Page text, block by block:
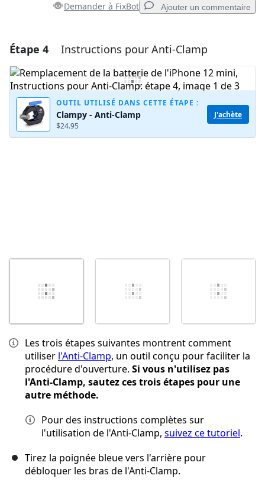
Demander à FixBot Ajouter un commentaire
Ajouter un commentaire
Ajouter un commentaire
Étape 4 Instructions pour Anti-Clamp
OUTIL UTILISÉ DANS CETTE ÉTAPE :
Clampy - Anti-Clamp
$24.95
J'achète
Les trois étapes suivantes montrent comment
utiliser l'Anti-Clamp, un outil conçu pour faciliter la
procédure d'ouverture. Si vous n'utilisez pas
l'Anti-Clamp, sautez ces trois étapes pour une
autre méthode.
Pour des instructions complètes sur
l'utilisation de l'Anti-Clamp, suivez ce tutoriel.
Tirez la poignée bleue vers l'arrière pour
débloquer les bras de l'Anti-Clamp.